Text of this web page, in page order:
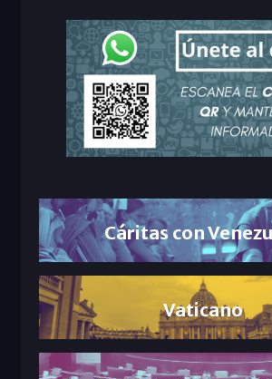
Cáritas con
Vaticano